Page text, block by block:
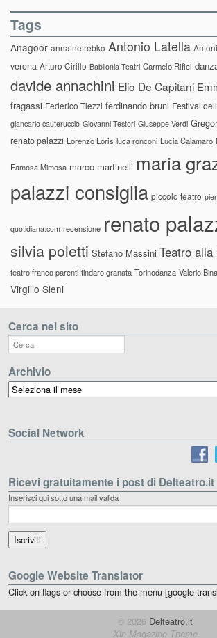
Tags
Anagoor anna netrebko Antonio Latella
verona Arturo Cirillo Babilonia Teatri Carmelo Rifici
davide annachini Elio De Capitani
fragassi Federico Tiezzi ferdinando bruni Festival
giancarlo cauteruccio Giovanni Testori Giuseppe Verdi
renato palazzi Lorenzo Loris luca ronconi Lucia Calamaro
Famosa Mimosa marco martinelli maria
palazzi consiglia piccolo teatro
quotidiana.com recensione renato
silvia poletti Stefano Massini Teatro alla
teatro franco parenti tindaro granata Torinodanza Valerio
Virgilio Sieni
Cerca nel sito
Archivio
Archivio
Social Network
Ricevi gratuitamente i post di Delteatro.it
Inserisci qui sotto una mail valida
Google Website Translator
Click on flags or choose from the menu [google-
© 2026 Delteatro.it
Xin Magazine Theme